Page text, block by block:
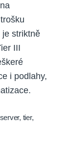
je striktně
III
i podlahy,
server, tier,